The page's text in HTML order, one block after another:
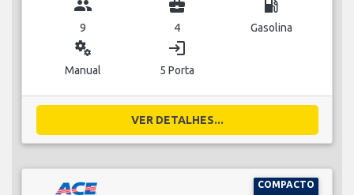
group
9
business_center
4
local_gas_station
Gasolina
miscellaneous_services
Manual
login
5 Porta
VER DETALHES...
COMPACTO